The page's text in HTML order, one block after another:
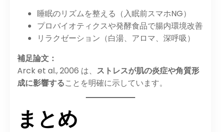
睡眠のリズムを整える（入眠前スマホNG）
プロバイオティクスや発酵食品で腸内環境改善
リラクゼーション（白湯、アロマ、深呼吸）
補足論文：
Arck et al., 2006 は、 ストレスが肌の炎症や角質形
成に影響することを明確に示しています。
まとめ